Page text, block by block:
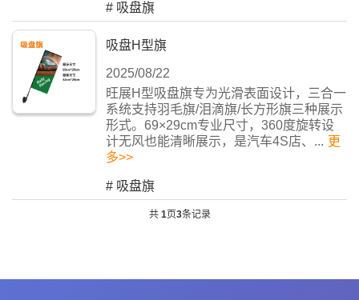
# 吸盘旗
吸盘H型旗
2025/08/22
旺展H型吸盘旗专为光滑表面设计，三合一
系统支持羽毛旗/泪滴旗/长方形旗三种展示
形式。69×29cm专业尺寸，360度旋转设
计无风也能清晰展示，是汽车4S店、... 更
多>>
# 吸盘旗
共 1页3条记录